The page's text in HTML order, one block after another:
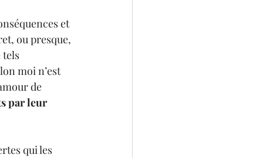
et
ou presque,
tels
moi n’est
de
par leur
qui les